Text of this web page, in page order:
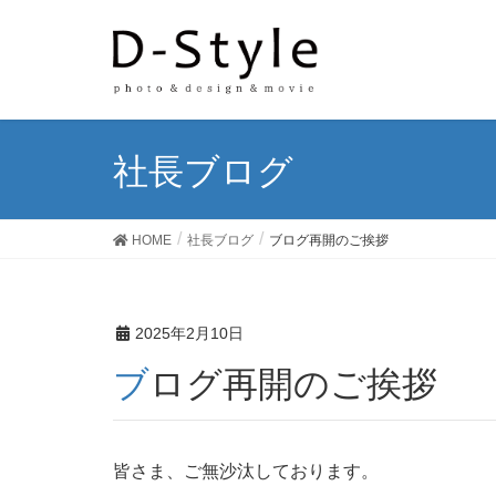
社長ブログ
HOME 社長ブログ ブログ再開のご挨拶
2025年2月10日
ブログ再開のご挨拶
皆さま、ご無沙汰しております。